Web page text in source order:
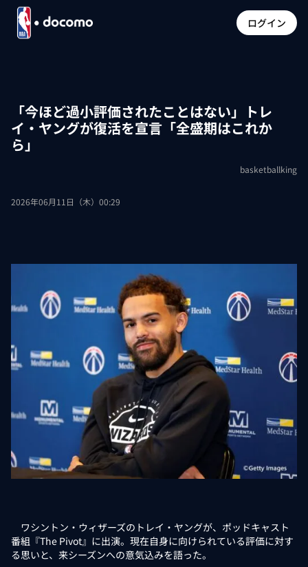
ログイン
「今ほど過小評価されたことはない」トレ
イ・ヤングが復活を宣言「全盛期はこれか
ら」
basketballking
2026年06月11日（木）00:29
ワシントン・ウィザーズのトレイ・ヤングが、ポッドキャスト
番組『The Pivot』に出演。現在自身に向けられている評価に対す
る思いと、来シーズンへの意気込みを語った。